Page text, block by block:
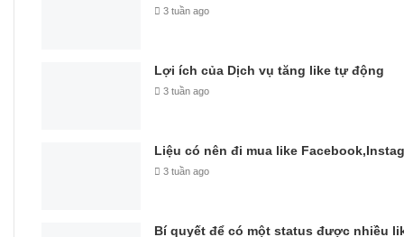
3 tuần ago
Lợi ích của Dịch vụ tăng like tự động
3 tuần ago
Liệu có nên đi mua like
3 tuần ago
Bí quyết để có một status được nhiều